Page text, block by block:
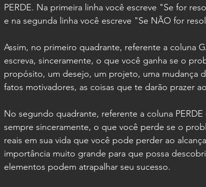
PERDE. Na primeira linha você escreve "Se for
e na segunda linha você escreve "Se NÃO for
Assim, no primeiro quadrante, referente a coluna
escreva, sinceramente, o que você ganha se o
propósito, um desejo, um projeto, uma mudança
fatos motivadores, as coisas que te darão prazer
No segundo quadrante, referente a coluna
sempre sinceramente, o que você perde se o
reais em sua vida que você pode perder ao
importância muito grande para que possa
elementos podem atrapalhar seu sucesso.